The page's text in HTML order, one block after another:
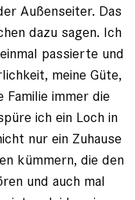
Außenseiter. Das
dazu sagen. Ich
passierte und
meine Güte,
immer die
ich ein Loch in
nur ein Zuhause
kümmern, die den
und auch mal